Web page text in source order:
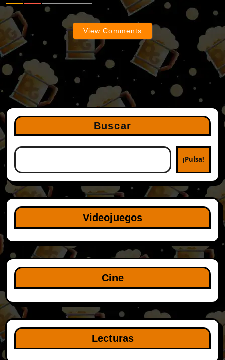
View Comments
Buscar
¡Pulsa!
Videojuegos
Cine
Lecturas